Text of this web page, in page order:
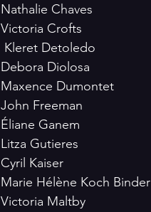
Nathalie Chaves
Victoria Crofts
Kleret Detoledo
Debora Diolosa
Maxence Dumontet
John Freeman
Éliane Ganem
Litza Gutieres
Cyril Kaiser
Marie Hélène Koch Binder
Victoria Maltby